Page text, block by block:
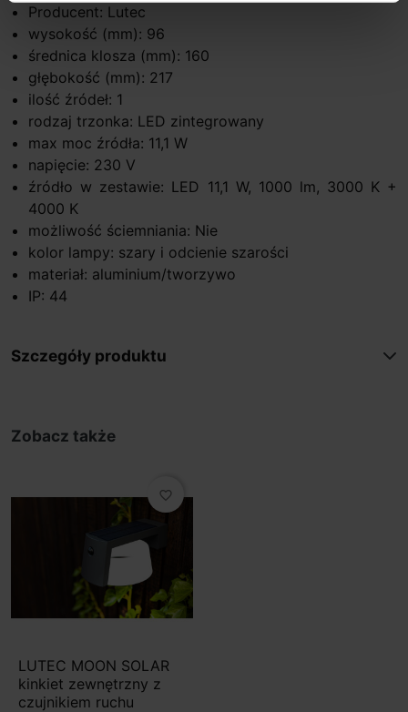
Producent: Lutec
wysokość (mm): 96
średnica klosza (mm): 160
głębokość (mm): 217
ilość źródeł: 1
rodzaj trzonka: LED zintegrowany
max moc źródła: 11,1 W
napięcie: 230 V
źródło w zestawie: LED 11,1 W, 1000 lm, 3000 K +
4000 K
możliwość ściemniania: Nie
kolor lampy: szary i odcienie szarości
materiał: aluminium/tworzywo
IP: 44
Szczegóły produktu
Zobacz także
favorite_border
LUTEC MOON SOLAR
kinkiet zewnętrzny z
czujnikiem ruchu